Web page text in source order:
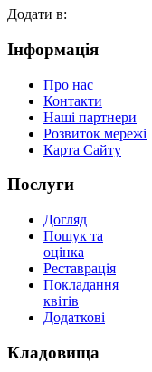
Додати в:
Інформація
Про нас
Контакти
Наші партнери
Розвиток мережі
Карта Сайту
Послуги
Догляд
Пошук та
оцінка
Реставрація
Покладання
квітів
Додаткові
Кладовища